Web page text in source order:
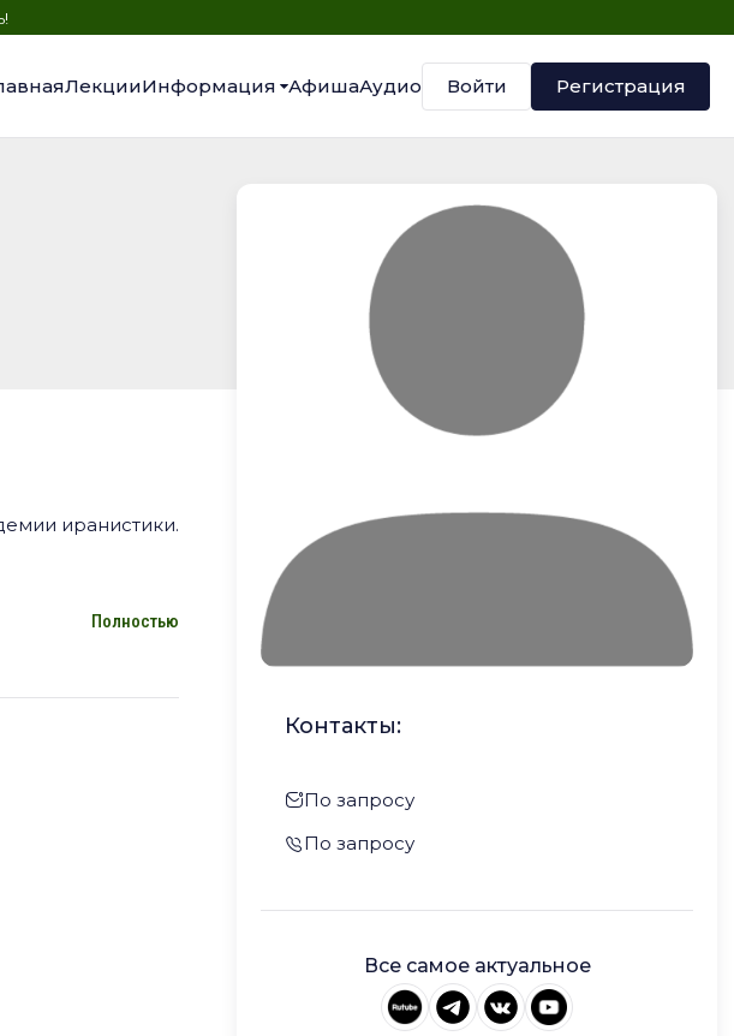
ЛекцииИнформация АфишаАудио Войти Регистрация
Полностью
иранистики.
Контакты:
По запросу
По запросу
Все самое актуальное